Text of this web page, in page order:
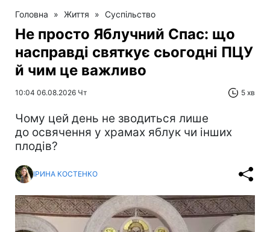
Головна » Життя » Суспільство
Не просто Яблучний Спас: що
насправді святкує сьогодні ПЦУ
й чим це важливо
10:04 06.08.2026 Чт 5 хв
Чому цей день не зводиться лише
до освячення у храмах яблук чи інших
плодів?
ІРИНА КОСТЕНКО